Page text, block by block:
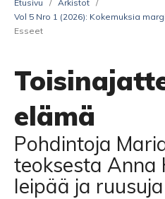
Etusivu / Arkistot /
Vol 5 Nro 1 (2026): Kokemuksia
Esseet
elämä
Pohdintoja
teoksesta Anna
leipää ja ruusuja